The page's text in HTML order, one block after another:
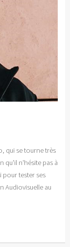
qui se tourne très
qu'il n'hésite pas à
pour tester ses
Audiovisuelle au